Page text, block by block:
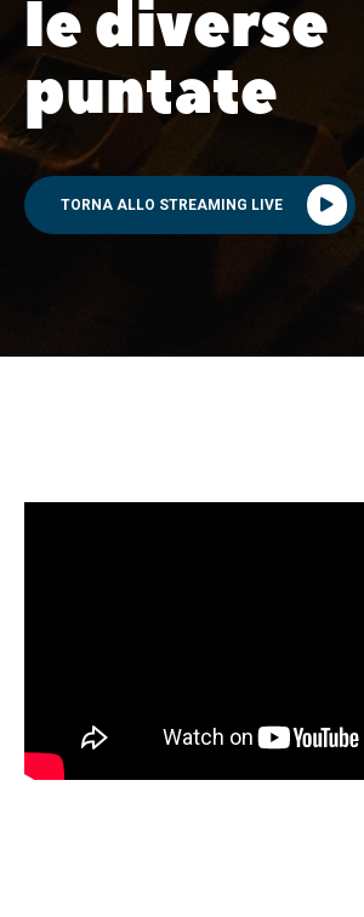
le diverse
puntate
TORNA ALLO STREAMING LIVE